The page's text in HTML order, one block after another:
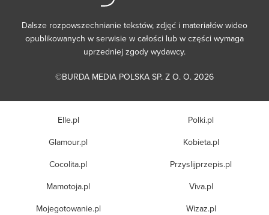
Dalsze rozpowszechnianie tekstów, zdjęć i materiałów wideo
opublikowanych w serwisie w całości lub w części wymaga
uprzedniej zgody wydawcy.
©BURDA MEDIA POLSKA SP. Z O. O. 2026
Elle.pl
Glamour.pl
Cocolita.pl
Mamotoja.pl
Mojegotowanie.pl
Polki.pl
Kobieta.pl
Przyslijprzepis.pl
Viva.pl
Wizaz.pl